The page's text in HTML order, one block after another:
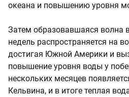
океана и повышению уровня
Затем образовавшаяся волна
недель распространяется на
достигая Южной Америки и
повышение уровня воды у
нескольких месяцев
Кельвина, и в итоге теплая